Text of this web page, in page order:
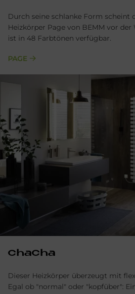
Durch seine schlanke Form scheint
Heizkörper Page von BEMM vor der
ist in 48 Farbtönen verfügbar.
PAGE
ChaCha
Dieser Heizkörper überzeugt mit
Egal ob "normal" oder "kopfüber":